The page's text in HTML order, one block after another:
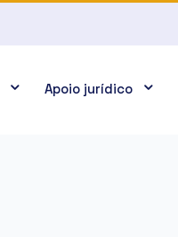
Apoio jurídico